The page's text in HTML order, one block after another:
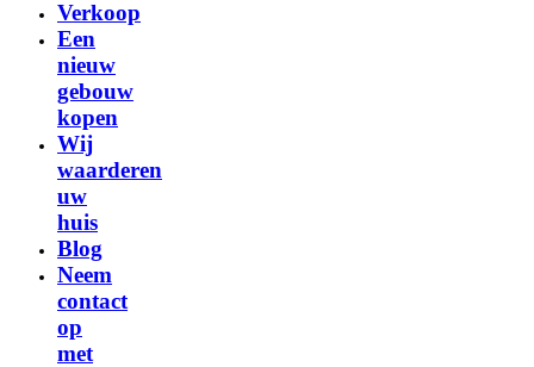
Verkoop
Een
nieuw
gebouw
kopen
Wij
waarderen
uw
huis
Blog
Neem
contact
op
met